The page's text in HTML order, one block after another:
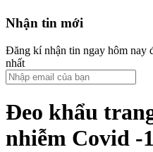
Nhận tin mới
Đăng kí nhận tin ngay hôm nay
nhất
Đeo khẩu
nhiễm Covid -